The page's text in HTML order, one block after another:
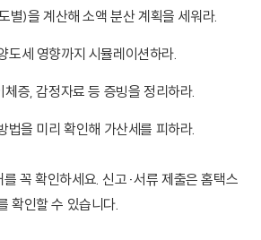
별)을 계산해 소액 분산 계획을 세워라.
도세 영향까지 시뮬레이션하라.
증, 감정자료 등 증빙을 정리하라.
법을 미리 확인해 가산세를 피하라.
꼭 확인하세요. 신고·서류 제출은 홈택스
확인할 수 있습니다.